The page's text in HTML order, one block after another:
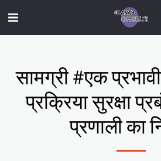
सामग्री #एक
प्रक्रिया सुरक्षा
प्रणाली का